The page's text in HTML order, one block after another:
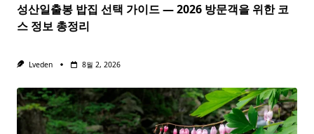
성산일출봉 밥집 선택 가이드 — 2026 방문객을 위한 코
스 정보 총정리
Lveden 8월 2, 2026